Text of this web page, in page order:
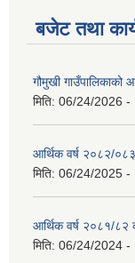
बजेट तथा
गौमुखी
मिति: 06/24/2026 -
आर्थिक वर्ष २०८२/
मिति: 06/24/2025 -
आर्थिक वर्ष २०८१/८२
मिति: 06/24/2024 -